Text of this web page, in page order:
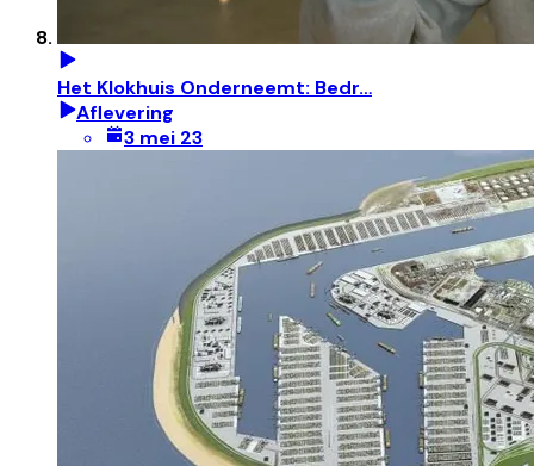
Het Klokhuis Onderneemt: Bedr…
Aflevering
3 mei 23